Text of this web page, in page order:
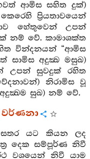
ආමිස සහිත දුක්)
ප්‍රියතාවයෙන්
හේතුවෙන් උපන්
නම් වේ. කාමාශක්ත
වින්දනයන් “ආමිස
සාමිස අදුක්‍ඛ මසුඛ)
උපන් සුවදුක් රහිත
නිරාමිස වූ
සුඛ) නම් වේ.
වර්ණනා
යට කියන ලද
දෙක සම්පූර්ණ නිවී
වශයෙන් නිවී යාම